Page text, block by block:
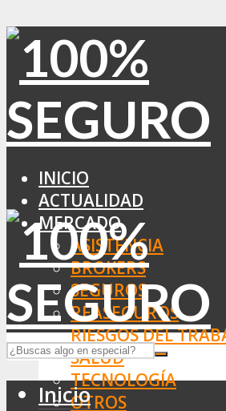
INICIO
ACTUALIDAD
MERCADO
ASISTENCIA
BROKERS
SEGUROS
REASEGUROS
RIESGOS DEL
SALUD
TECNOLOGÍA
OTROS
Inicio